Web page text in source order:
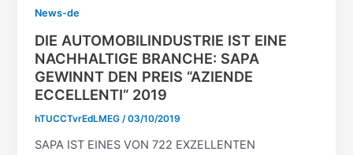
News-de
DIE AUTOMOBILINDUSTRIE IST EINE
NACHHALTIGE BRANCHE: SAPA
GEWINNT DEN PREIS “AZIENDE
ECCELLENTI“ 2019
hTUCCTvrEdLMEG /03/10/2019
SAPA IST EINES VON 722 EXZELLENTEN